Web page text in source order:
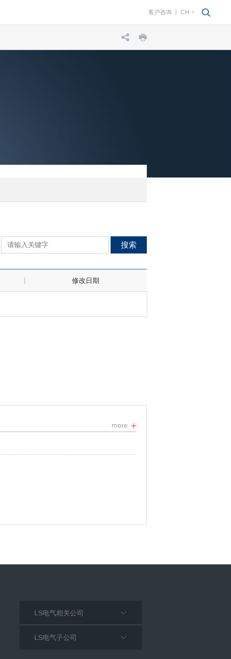
客户咨询 CH
搜索
修改日期
more
LS电气相关公司
LS电气子公司